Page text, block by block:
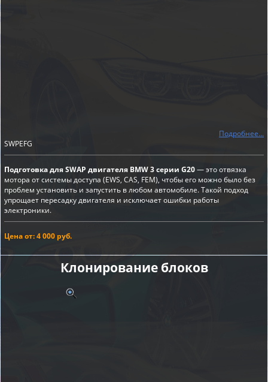
Подробнее...
SWPEFG
Подготовка для SWAP двигателя BMW 3 серии G20— это отвязка
мотора от системы доступа (EWS, CAS, FEM), чтобы его можно было без
проблем установить и запустить в любом автомобиле. Такой подход
упрощает пересадку двигателя и исключает ошибки работы
электроники.
Цена от: 4 000 руб.
Клонирование блоков